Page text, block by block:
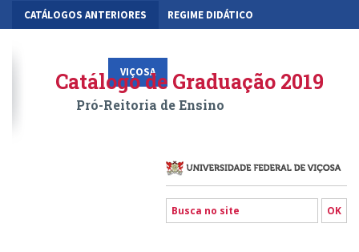
CATÁLOGOS ANTERIORES REGIME DIDÁTICO
VIÇOSA RIO PARANAÍBA FLORESTAL
Catálogo de Graduação 2019
Pró-Reitoria de Ensino